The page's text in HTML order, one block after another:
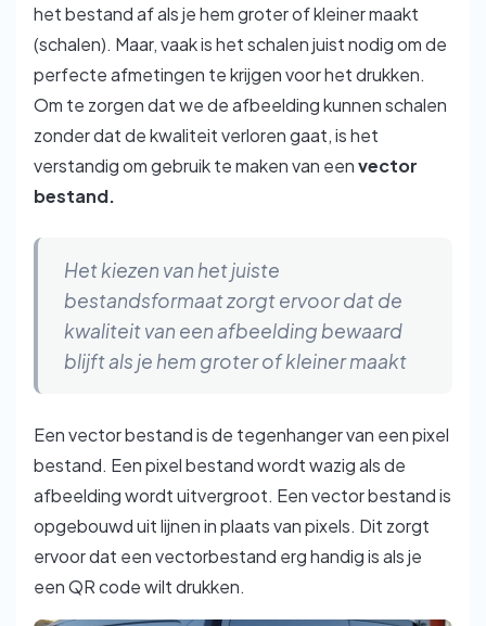
het bestand af als je hem groter of kleiner maakt
(schalen). Maar, vaak is het schalen juist nodig om de
perfecte afmetingen te krijgen voor het drukken.
Om te zorgen dat we de afbeelding kunnen schalen
zonder dat de kwaliteit verloren gaat, is het
verstandig om gebruik te maken van eenvector
bestand.
Het kiezen van het juiste
bestandsformaat zorgt ervoor dat de
kwaliteit van een afbeelding bewaard
blijft als je hem groter of kleiner maakt
Een vector bestand is de tegenhanger van een pixel
bestand. Een pixel bestand wordt wazig als de
afbeelding wordt uitvergroot. Een vector bestand is
opgebouwd uit lijnen in plaats van pixels. Dit zorgt
ervoor dat een vectorbestand erg handig is als je
een QR code wilt drukken.